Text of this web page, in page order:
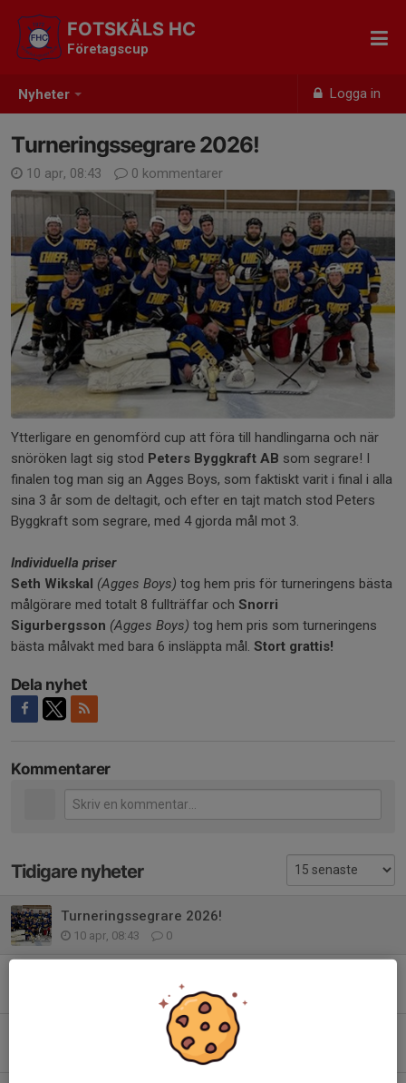
Nyheter Logga in
FOTSKÄLS HC
Företagscup
Turneringssegrare 2026!
10 apr, 08:43 0 kommentarer
Ytterligare en genomförd cup att föra till handlingarna och när
snöröken lagt sig stod Peters Byggkraft AB som segrare! I
finalen tog man sig an Agges Boys, som faktiskt varit i final i alla
sina 3 år som de deltagit, och efter en tajt match stod Peters
Byggkraft som segrare, med 4 gjorda mål mot 3.
Individuella priser
Seth Wikskal (Agges Boys) tog hem pris för turneringens bästa
målgörare med totalt 8 fullträffar och Snorri
Sigurbergsson (Agges Boys) tog hem pris som turneringens
bästa målvakt med bara 6 insläppta mål. Stort grattis!
Dela nyhet
Kommentarer
Tidigare nyheter
Turneringssegrare 2026!
10 apr, 08:43 0
0
Turneringssegrare 2025!